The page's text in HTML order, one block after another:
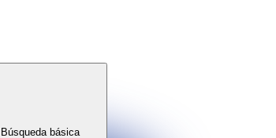
Búsqueda básica